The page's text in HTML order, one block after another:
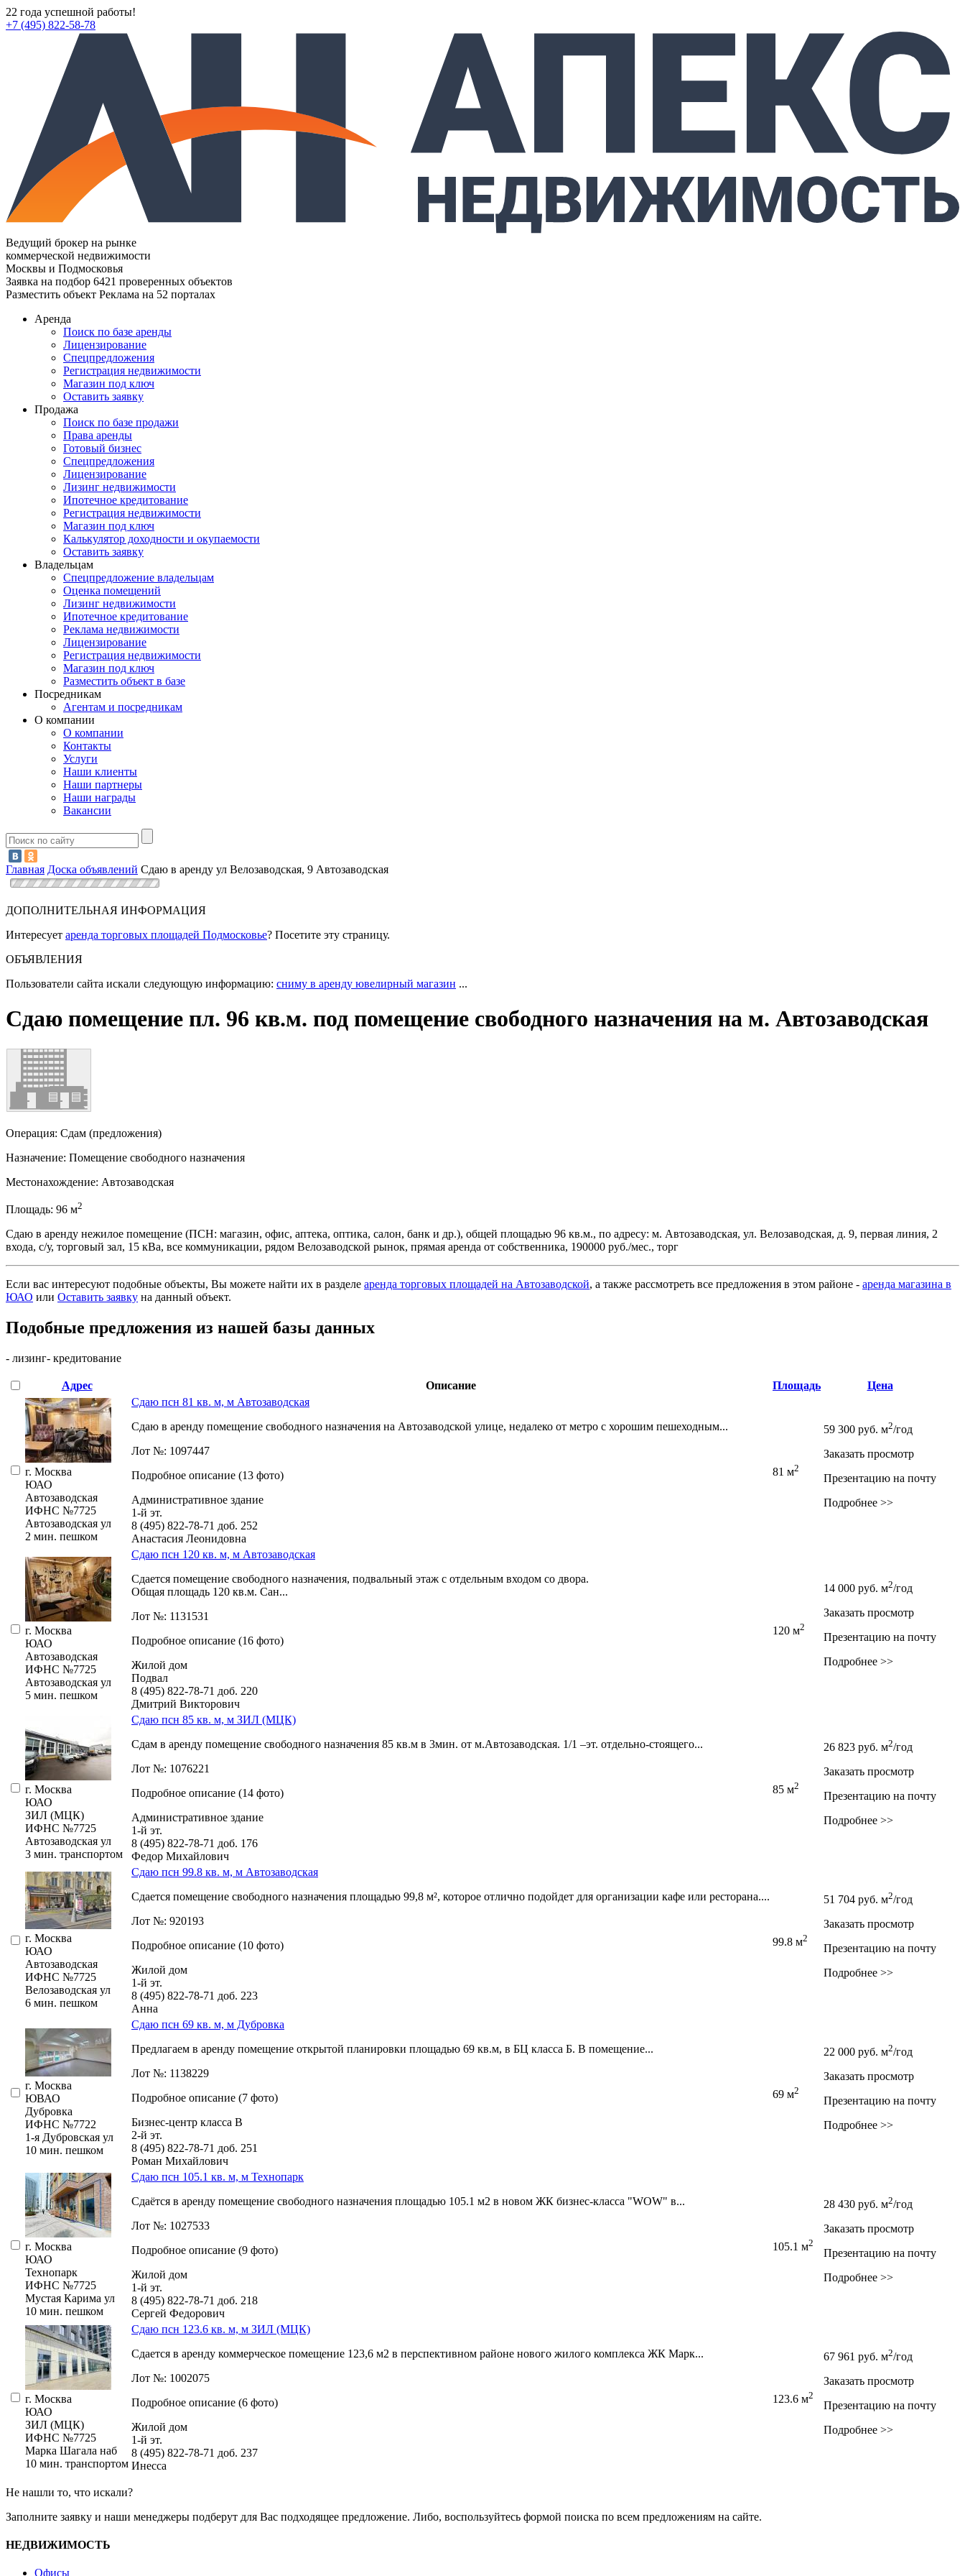
22 года успешной работы!
+7 (495) 822-58-78
Ведущий брокер на рынке
коммерческой недвижимости
Москвы и Подмосковья
Заявка на подбор 6421 проверенных объектов
Разместить объект Реклама на 52 порталах
Аренда
Поиск по базе аренды
Лицензирование
Спецпредложения
Регистрация недвижимости
Магазин под ключ
Оставить заявку
Продажа
Поиск по базе продажи
Права аренды
Готовый бизнес
Спецпредложения
Лицензирование
Лизинг недвижимости
Ипотечное кредитование
Регистрация недвижимости
Магазин под ключ
Калькулятор доходности и окупаемости
Оставить заявку
Владельцам
Спецпредложение владельцам
Оценка помещений
Лизинг недвижимости
Ипотечное кредитование
Реклама недвижимости
Лицензирование
Регистрация недвижимости
Магазин под ключ
Разместить объект в базе
Посредникам
Агентам и посредникам
О компании
О компании
Контакты
Услуги
Наши клиенты
Наши партнеры
Наши награды
Вакансии
Главная Доска объявлений Сдаю в аренду ул Велозаводская, 9 Автозаводская
ДОПОЛНИТЕЛЬНАЯ ИНФОРМАЦИЯ
Интересует аренда торговых площадей Подмосковье? Посетите эту страницу.
ОБЪЯВЛЕНИЯ
Пользователи сайта искали следующую информацию: сниму в аренду ювелирный магазин ...
Сдаю помещение пл. 96 кв.м. под помещение свободного назначения на м. Автозаводская
Операция: Сдам (предложения)
Назначение: Помещение свободного назначения
Местонахождение: Автозаводская
Площадь: 96 м2
Сдаю в аренду нежилое помещение (ПСН: магазин, офис, аптека, оптика, салон, банк и др.), общей площадью 96 кв.м., по адресу: м. Автозаводская, ул. Велозаводская, д. 9, первая линия, 2
входа, с/у, торговый зал, 15 кВа, все коммуникации, рядом Велозаводской рынок, прямая аренда от собственника, 190000 руб./мес., торг
Если вас интересуют подобные объекты, Вы можете найти их в разделе аренда торговых площадей на Автозаводской, а также рассмотреть все предложения в этом районе - аренда магазина в
ЮАО или Оставить заявку на данный объект.
Подобные предложения из нашей базы данных
- лизинг- кредитование
Адрес Описание Площадь Цена
г. Москва
ЮАО
Автозаводская
ИФНС №7725
Автозаводская ул
2 мин. пешком
Сдаю псн 81 кв. м, м Автозаводская
Сдаю в аренду помещение свободного назначения на Автозаводской улице,­ недалеко от метро с хорошим пешеходным...
Лот №: 1097447
Подробное описание (13 фото)
Административное здание
1-й эт.
8 (495) 822-78-71 доб. 252
Анастасия Леонидовна
81 м2
59 300 руб. м2/год
Заказать просмотр
Презентацию на почту
Подробнее >>
г. Москва
ЮАО
Автозаводская
ИФНС №7725
Автозаводская ул
5 мин. пешком
Сдаю псн 120 кв. м, м Автозаводская
Сдается помещение свободного назначения,­ подвальный этаж с отдельным входом со двора.
Общая площадь 120 кв.м. Сан...
Лот №: 1131531
Подробное описание (16 фото)
Жилой дом
Подвал
8 (495) 822-78-71 доб. 220
Дмитрий Викторович
120 м2
14 000 руб. м2/год
Заказать просмотр
Презентацию на почту
Подробнее >>
г. Москва
ЮАО
ЗИЛ (МЦК)
ИФНС №7725
Автозаводская ул
3 мин. транспортом
Сдаю псн 85 кв. м, м ЗИЛ (МЦК)
Сдам в аренду помещение свободного назначения 85 кв.м в 3мин. от м.Автозаводская. 1/1 –эт. отдельно-стоящего...
Лот №: 1076221
Подробное описание (14 фото)
Административное здание
1-й эт.
8 (495) 822-78-71 доб. 176
Федор Михайлович
85 м2
26 823 руб. м2/год
Заказать просмотр
Презентацию на почту
Подробнее >>
г. Москва
ЮАО
Автозаводская
ИФНС №7725
Велозаводская ул
6 мин. пешком
Сдаю псн 99.8 кв. м, м Автозаводская
Сдается помещение свободного назначения площадью 99,­8 м²,­ которое отлично подойдет для организации кафе или ресторана....
Лот №: 920193
Подробное описание (10 фото)
Жилой дом
1-й эт.
8 (495) 822-78-71 доб. 223
Анна
99.8 м2
51 704 руб. м2/год
Заказать просмотр
Презентацию на почту
Подробнее >>
г. Москва
ЮВАО
Дубровка
ИФНС №7722
1-я Дубровская ул
10 мин. пешком
Сдаю псн 69 кв. м, м Дубровка
Предлагаем в аренду помещение открытой планировки площадью 69 кв.м,­ в БЦ класса Б. В помещение...
Лот №: 1138229
Подробное описание (7 фото)
Бизнес-центр класса В
2-й эт.
8 (495) 822-78-71 доб. 251
Роман Михайлович
69 м2
22 000 руб. м2/год
Заказать просмотр
Презентацию на почту
Подробнее >>
г. Москва
ЮАО
Технопарк
ИФНС №7725
Мустая Карима ул
10 мин. пешком
Сдаю псн 105.1 кв. м, м Технопарк
Сдаётся в аренду помещение свободного назначения площадью 105.1 м2 в новом ЖК бизнес-класса "WOW" в...
Лот №: 1027533
Подробное описание (9 фото)
Жилой дом
1-й эт.
8 (495) 822-78-71 доб. 218
Сергей Федорович
105.1 м2
28 430 руб. м2/год
Заказать просмотр
Презентацию на почту
Подробнее >>
г. Москва
ЮАО
ЗИЛ (МЦК)
ИФНС №7725
Марка Шагала наб
10 мин. транспортом
Сдаю псн 123.6 кв. м, м ЗИЛ (МЦК)
Сдается в аренду коммерческое помещение 123,­6 м2 в перспективном районе нового жилого комплекса ЖК Марк...
Лот №: 1002075
Подробное описание (6 фото)
Жилой дом
1-й эт.
8 (495) 822-78-71 доб. 237
Инесса
123.6 м2
67 961 руб. м2/год
Заказать просмотр
Презентацию на почту
Подробнее >>
Не нашли то, что искали?
Заполните заявку и наши менеджеры подберут для Вас подходящее предложение. Либо, воспользуйтесь формой поиска по всем предложениям на сайте.
НЕДВИЖИМОСТЬ
Офисы